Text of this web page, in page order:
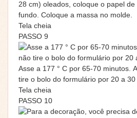
28 cm) oleados, coloque o papel
fundo. Coloque a massa no molde.
Tela cheia
PASSO 9
Asse a 177 ° C por 65-70 minutos.
tire o bolo do formulário por 20 a 30
Tela cheia
PASSO 10